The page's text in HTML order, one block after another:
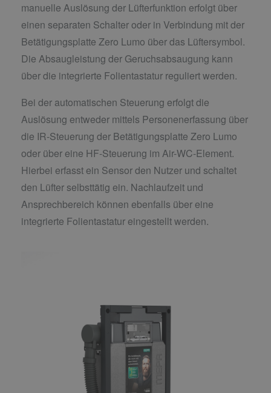
manuelle Auslösung der Lüfterfunktion erfolgt über
einen separaten Schalter oder in Verbindung mit der
Betätigungsplatte Zero Lumo über das Lüftersymbol.
Die Absaugleistung der Geruchsabsaugung kann
über die integrierte Folientastatur reguliert werden.
Bei der automatischen Steuerung erfolgt die
Auslösung entweder mittels Personenerfassung über
die IR-Steuerung der Betätigungsplatte Zero Lumo
oder über eine HF-Steuerung im Air-WC-Element.
Hierbei erfasst ein Sensor den Nutzer und schaltet
den Lüfter selbsttätig ein. Nachlaufzeit und
Ansprechbereich können ebenfalls über eine
integrierte Folientastatur eingestellt werden.